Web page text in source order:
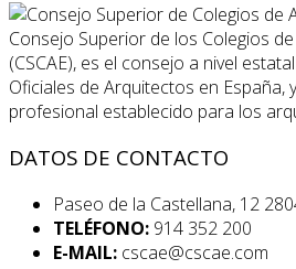
Consejo Superior de los Colegios
(CSCAE), es el consejo a nivel
Oficiales de Arquitectos en España,
profesional establecido para los
DATOS DE CONTACTO
Paseo de la Castellana, 12
TELÉFONO: 914 352 200
E-MAIL: cscae@cscae.com